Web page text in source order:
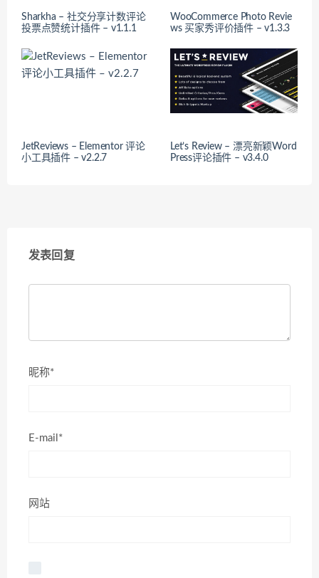
Sharkha – 社交分享计数评论
投票点赞统计插件 – v1.1.1
WooCommerce Photo Revie
ws 买家秀评价插件 – v1.3.3
JetReviews – Elementor 评论
小工具插件 – v2.2.7
Let’s Review – 漂亮新颖Word
Press评论插件 – v3.4.0
发表回复
昵称*
E-mail*
网站